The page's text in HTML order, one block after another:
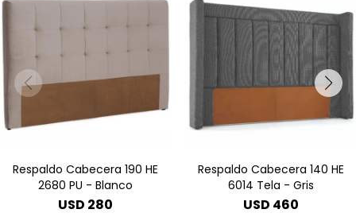
Respaldo Cabecera 190 HE
2680 PU - Blanco
USD 280
Respaldo Cabecera 140 HE
6014 Tela - Gris
USD 460